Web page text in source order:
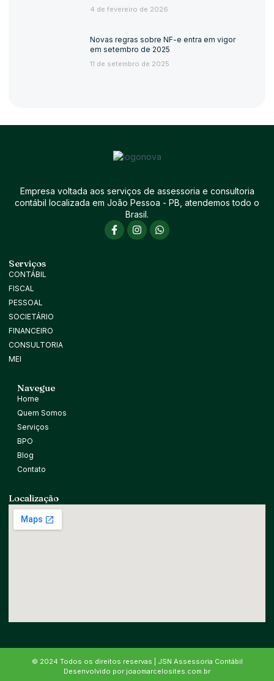
4 de fevereiro de 2026
Novas regras sobre NF-e entra em vigor
em setembro de 2025
11 de setembro de 2025
Empresa voltada aos serviços de assessoria e consultoria
contábil localizada em João Pessoa - PB, atendemos todo o
Brasil.
Serviços
CONTÁBIL
FISCAL
PESSOAL
SOCIETÁRIO
FINANCEIRO
CONSULTORIA
MEI
Navegue
Home
Quem Somos
Serviços
BPO
Blog
Contato
Localização
© 2024 Todos os direitos reservas | JSN Assessoria Contábil
Desenvolvido por joaomarcelosites.com.br